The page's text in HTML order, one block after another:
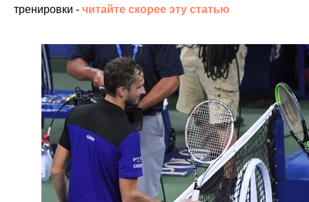
тренировки - читайте скорее эту статью